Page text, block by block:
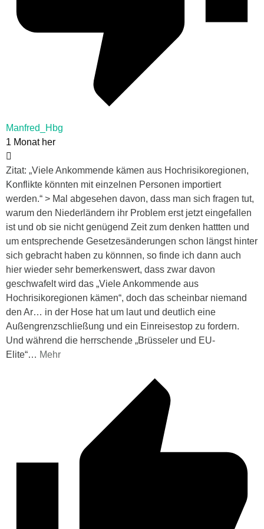
Manfred_Hbg
1 Monat her
Zitat: „Viele Ankommende kämen aus Hochrisikoregionen,
Konflikte könnten mit einzelnen Personen importiert
werden.“ > Mal abgesehen davon, dass man sich fragen tut,
warum den Niederländern ihr Problem erst jetzt eingefallen
ist und ob sie nicht genügend Zeit zum denken hattten und
um entsprechende Gesetzesänderungen schon längst hinter
sich gebracht haben zu könnnen, so finde ich dann auch
hier wieder sehr bemerkenswert, dass zwar davon
geschwafelt wird das „Viele Ankommende aus
Hochrisikoregionen kämen“, doch das scheinbar niemand
den Ar… in der Hose hat um laut und deutlich eine
Außengrenzschließung und ein Einreisestop zu fordern.
Und während die herrschende „Brüsseler und EU-
Elite“… Mehr